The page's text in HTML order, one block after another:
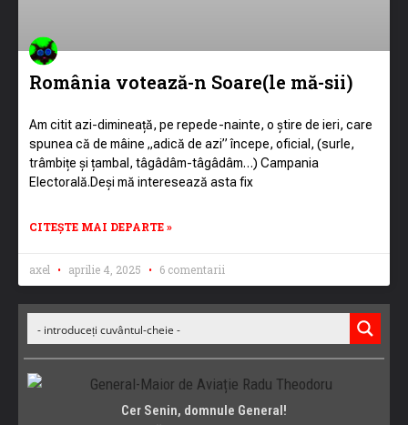
România votează-n Soare(le mă-sii)
Am citit azi-dimineață, pe repede-nainte, o știre de ieri, care
spunea că de mâine „adică de azi” începe, oficial, (surle,
trâmbițe și țambal, tâgâdâm-tâgâdâm…) Campania
Electorală.Deși mă interesează asta fix
CITEȘTE MAI DEPARTE »
axel aprilie 4, 2025 6 comentarii
Cer Senin, domnule General!